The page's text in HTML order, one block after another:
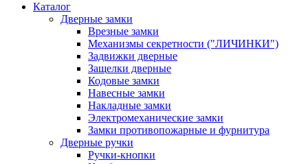
Каталог
Дверные замки
Врезные замки
Механизмы секретности ("ЛИЧИНКИ")
Задвижки дверные
Защелки дверные
Кодовые замки
Навесные замки
Накладные замки
Электромеханические замки
Замки противопожарные и фурнитура
Дверные ручки
Ручки-кнопки